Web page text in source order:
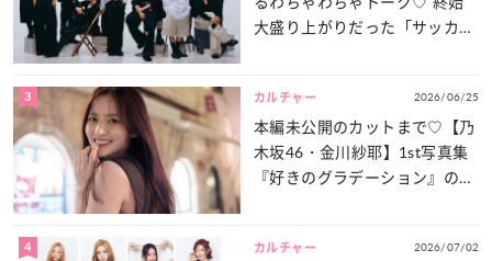
大盛り上がりだった「サッカー
3 カルチャー 2026/06/25
本編未公開のカットまで♡【乃
木坂46・金川紗耶】1st写真集
『好きのグラデーション』の魅
4 カルチャー 2026/07/02